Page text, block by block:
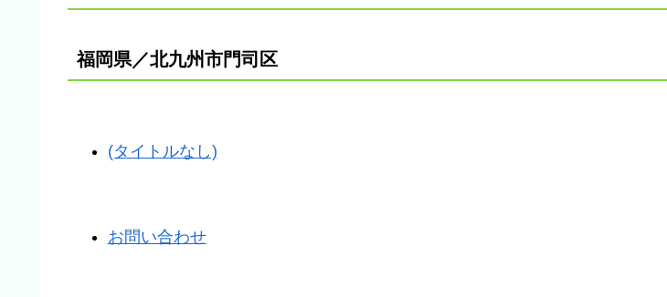
福岡県／北九州市門司区
(タイトルなし)
お問い合わせ